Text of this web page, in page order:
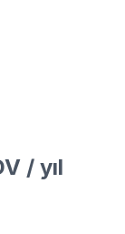
/ yıl